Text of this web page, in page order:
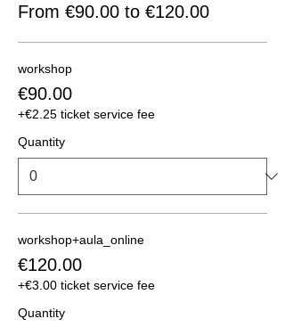
From €90.00 to €120.00
workshop
€90.00
+€2.25 ticket service fee
Quantity
workshop+aula_online
€120.00
+€3.00 ticket service fee
Quantity